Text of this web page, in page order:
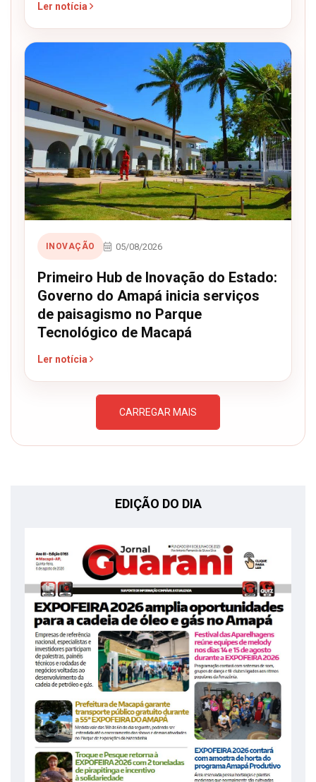
Ler notícia
INOVAÇÃO 05/08/2026
Primeiro Hub de Inovação do Estado:
Governo do Amapá inicia serviços
de paisagismo no Parque
Tecnológico de Macapá
Ler notícia
CARREGAR MAIS
EDIÇÃO DO DIA